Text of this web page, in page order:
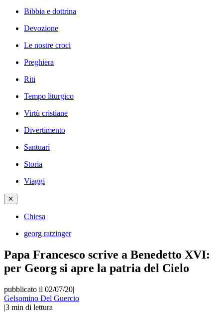
Bibbia e dottrina
Devozione
Le nostre croci
Preghiera
Riti
Tempo liturgico
Virtù cristiane
Divertimento
Santuari
Storia
Viaggi
✕
Chiesa
georg ratzinger
Papa Francesco scrive a Benedetto XVI:
per Georg si apre la patria del Cielo
pubblicato il 02/07/20|
Gelsomino Del Guercio
|3 min di lettura